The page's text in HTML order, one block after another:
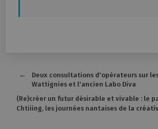
Deux consultations d'opérateurs sur
Wattignies et l'ancien Labo Diva
(Re)créer un futur désirable et vivable : le
Chtiiing, les journées nantaises de la